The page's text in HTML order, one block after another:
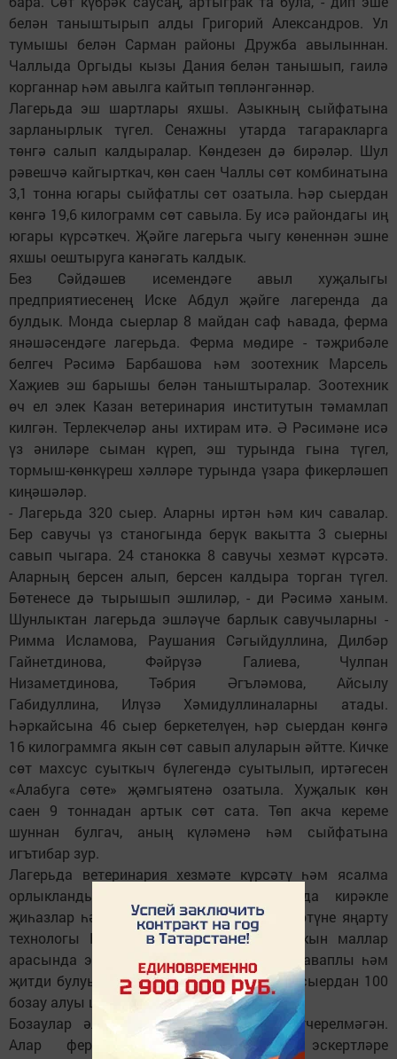
белән таныштырып алды Григорий Александров. Ул
тумышы белән Сарман районы Дружба авылыннан.
Чаллыда Оргыды кызы Дания белән танышып, гаилә
корганнар һәм авылга кайтып төпләнгәннәр.
Лагерьда эш шартлары яхшы. Азыкның сыйфатына
зарланырлык түгел. Сенажны утарда тагаракларга
төнгә салып калдыралар. Көндезен дә бирәләр. Шул
рәвешчә кайгырткач, көн саен Чаллы сөт комбинатына
3,1 тонна югары сыйфатлы сөт озатыла. Һәр сыердан
көнгә 19,6 килограмм сөт савыла. Бу исә райондагы иң
югары күрсәткеч. Җәйге лагерьга чыгу көненнән эшне
яхшы оештыруга канәгать калдык.
Без Сәйдәшев исемендәге авыл хуҗалыгы
предприятиесенең Иске Абдул җәйге лагеренда да
булдык. Монда сыерлар 8 майдан саф һавада, ферма
янәшәсендәге лагерьда. Ферма мөдире - тәҗрибәле
белгеч Рәсимә Барбашова һәм зоотехник Марсель
Хаҗиев эш барышы белән таныштыралар. Зоотехник
өч ел элек Казан ветеринария институтын тәмамлап
килгән. Терлекчеләр аны ихтирам итә. Ә Рәсимәне исә
үз әниләре сыман күреп, эш турында гына түгел,
тормыш-көнкүреш хәлләре турында үзара фикерләшеп
киңәшәләр.
- Лагерьда 320 сыер. Аларны иртән һәм кич савалар.
Бер савучы үз станогында берүк вакытта 3 сыерны
савып чыгара. 24 станокка 8 савучы хезмәт күрсәтә.
Аларның берсен алып, берсен калдыра торган түгел.
Бөтенесе дә тырышып эшлиләр, - ди Рәсимә ханым.
Шунлыктан лагерьда эшләүче барлык савучыларны -
Римма Исламова, Раушания Сәгыйдуллина, Дилбәр
Гайнетдинова, Фәйрүзә Галиева, Чулпан
Низаметдинова, Тәбрия Әгъләмова, Айсылу
Габидуллина, Илүзә Хәмидуллиналарны атады.
Һәркайсына 46 сыер беркетелүен, һәр сыердан көнгә
16 килограммга якын сөт савып алуларын әйтте. Кичке
сөт махсус суыткыч бүлегендә суытылып, иртәгесен
«Алабуга сөте» җәмгыятенә озатыла. Хуҗалык көн
саен 9 тоннадан артык сөт сата. Төп акча кереме
шуннан булгач, аның күләменә һәм сыйфатына
игътибар зур.
Лагерьда ветеринария хезмәте күрсәтү һәм ясалма
орлыкландыру пунктлары эшли. Аларда кирәкле
җиһазлар һәм приборлар кул астында. Көтүне яңарту
технологы Кадрия Шәмсиева 30 елга якын маллар
арасында эшләгәч, әлеге вазыйфаның җаваплы һәм
җитди булуын ачык аңлый. Узган ел 100 сыердан 100
бозау алуы шул турыда сөйли.
Бозаулар әлегә тулысынча лагерьга күчерелмәгән.
Алар ферма тирәсендәге салам эскертләре